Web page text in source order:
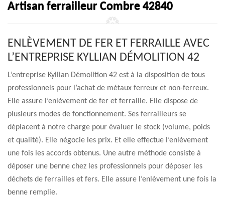
Artisan ferrailleur Combre 42840
ENLÈVEMENT DE FER ET FERRAILLE AVEC
L’ENTREPRISE KYLLIAN DÉMOLITION 42
L’entreprise Kyllian Démolition 42 est à la disposition de tous
professionnels pour l’achat de métaux ferreux et non-ferreux.
Elle assure l’enlèvement de fer et ferraille. Elle dispose de
plusieurs modes de fonctionnement. Ses ferrailleurs se
déplacent à notre charge pour évaluer le stock (volume, poids
et qualité). Elle négocie les prix. Et elle effectue l’enlèvement
une fois les accords obtenus. Une autre méthode consiste à
déposer une benne chez les professionnels pour déposer les
déchets de ferrailles et fers. Elle assure l’enlèvement une fois la
benne remplie.